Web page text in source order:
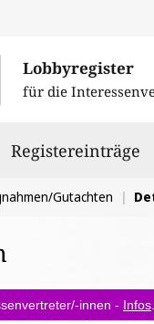
Lobbyregister
für die
Registereinträge
Gutachten
innen - Infos